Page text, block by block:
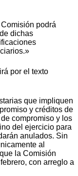
podrá
dichas
por el texto
que impliquen
y créditos de
compromiso y los
del ejercicio para
anulados. Sin
al
la Comisión
con arreglo a